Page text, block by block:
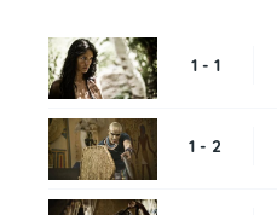
1 - 1
1 - 2